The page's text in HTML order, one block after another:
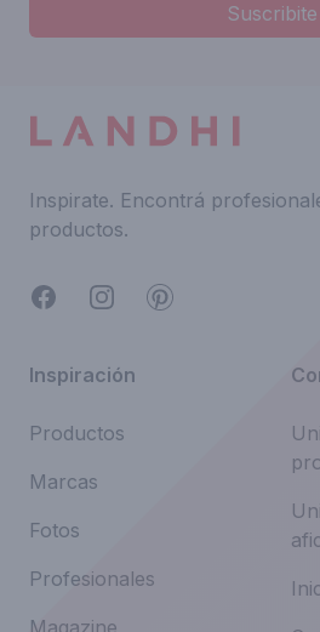
Suscribite
Inspirate. Encontrá
productos.
FacebookInstagramPinterest
Inspiración
Productos
Marcas
Fotos
Profesionales